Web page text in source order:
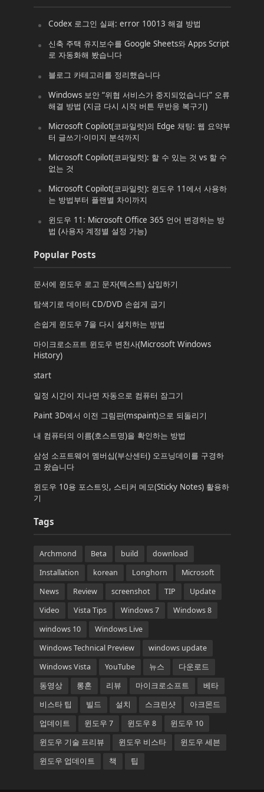
Codex 로그인 실패: error 10013 해결 방법
신축 주택 유지보수를 Google Sheets와 Apps Script
로 자동화해 봤습니다
블로그 카테고리를 정리했습니다
Windows 보안 “위협 서비스가 중지되었습니다” 오류
해결 방법 (지금 다시 시작 버튼 무반응 복구기)
Microsoft Copilot(코파일럿)의 Edge 채팅: 웹 요약부
터 글쓰기·이미지 분석까지
Microsoft Copilot(코파일럿): 할 수 있는 것 vs 할 수
없는 것
Microsoft Copilot(코파일럿): 윈도우 11에서 사용하
는 방법부터 플랜별 차이까지
윈도우 11: Microsoft Office 365 언어 변경하는 방
법 (사용자 계정별 설정 가능)
Popular Posts
문서에 윈도우 로고 문자(텍스트) 삽입하기
탐색기로 데이터 CD/DVD 손쉽게 굽기
손쉽게 윈도우 7을 다시 설치하는 방법
마이크로소프트 윈도우 변천사(Microsoft Windows
History)
start
일정 시간이 지나면 자동으로 컴퓨터 잠그기
Paint 3D에서 이전 그림판(mspaint)으로 되돌리기
내 컴퓨터의 이름(호스트명)을 확인하는 방법
삼성 소프트웨어 멤버십(부산센터) 오프닝데이를 구경하
고 왔습니다
윈도우 10용 포스트잇, 스티커 메모(Sticky Notes) 활용하
기
Tags
Archmond Beta build
download
Installation
korean Longhorn
Microsoft
News
Review screenshot TIP
Update
Video
Vista Tips Windows 7
Windows 8
windows 10
Windows Live
Windows Technical Preview
windows update
Windows Vista
YouTube 뉴스
다운로드
동영상
롱혼 리뷰 마이크로소프트
베타
비스타 팁
빌드 설치 스크린샷
아크몬드
업데이트
윈도우 7 윈도우 8
윈도우 10
윈도우 기술 프리뷰
윈도우 비스타
윈도우 세븐
윈도우 업데이트
책 팁